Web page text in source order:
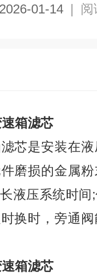
2026-01-14 | 阅
箱滤芯
芯是安装在
磨损的金属
液压系统时
换时，旁通
箱滤芯